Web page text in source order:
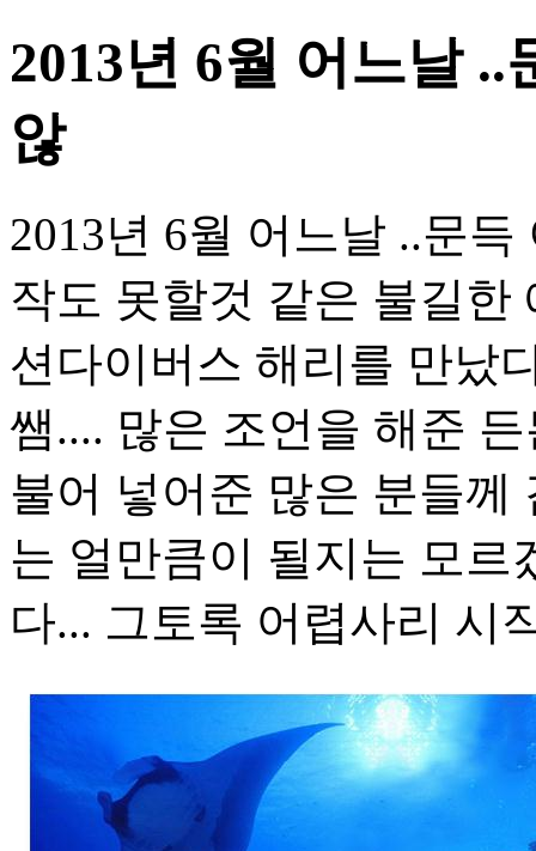
2013년 6월 어느날
않
2013년 6월 어느날 ..문
작도 못할것 같은 불길한
션다이버스 해리를 만났
쌤.... 많은 조언을 해준
불어 넣어준 많은 분들께
는 얼만큼이 될지는 모르
다... 그토록 어렵사리 시